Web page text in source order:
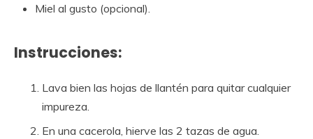
Miel al gusto (opcional).
Instrucciones:
Lava bien las hojas de llantén para quitar cualquier
impureza.
En una cacerola, hierve las 2 tazas de agua.